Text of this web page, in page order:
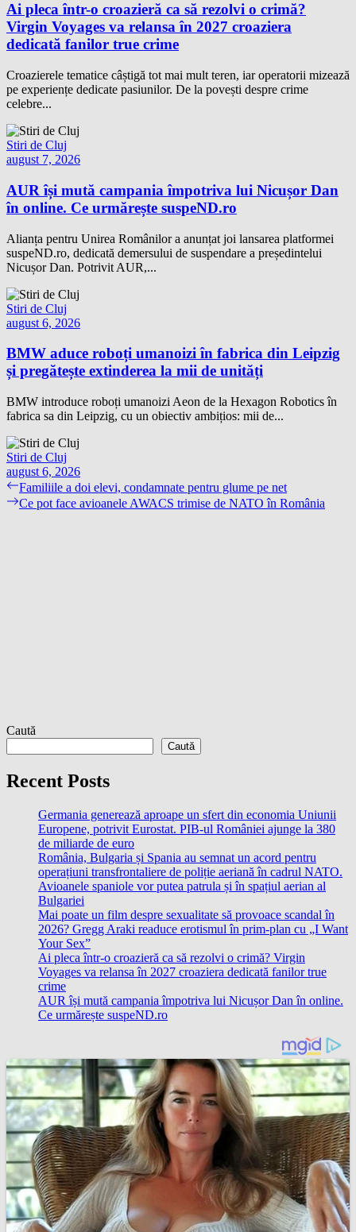
Ai pleca într-o croazieră ca să rezolvi o crimă?
Virgin Voyages va relansa în 2027 croaziera
dedicată fanilor true crime
Croazierele tematice câștigă tot mai mult teren, iar operatorii mizează
pe experiențe dedicate pasiunilor. De la povești despre crime
celebre...
Stiri de Cluj
august 7, 2026
AUR își mută campania împotriva lui Nicușor Dan
în online. Ce urmărește suspeND.ro
Alianța pentru Unirea Românilor a anunțat joi lansarea platformei
suspeND.ro, dedicată demersului de suspendare a președintelui
Nicușor Dan. Potrivit AUR,...
Stiri de Cluj
august 6, 2026
BMW aduce roboți umanoizi în fabrica din Leipzig
și pregătește extinderea la mii de unități
BMW introduce roboți umanoizi Aeon de la Hexagon Robotics în
fabrica sa din Leipzig, cu un obiectiv ambițios: mii de...
Stiri de Cluj
august 6, 2026
Navigare
în
Previous
post:
Familiile a doi elevi, condamnate pentru glume pe net
Next
Ce pot face avioanele AWACS trimise de NATO în România
Caută
Caută
Recent Posts
Germania generează aproape un sfert din economia Uniunii
Europene, potrivit Eurostat. PIB-ul României ajunge la 380
de miliarde de euro
România, Bulgaria și Spania au semnat un acord pentru
operațiuni transfrontaliere de poliție aeriană în cadrul NATO.
Avioanele spaniole vor putea patrula și în spațiul aerian al
Bulgariei
Mai poate un film despre sexualitate să provoace scandal în
2026? Gregg Araki readuce erotismul în prim-plan cu „I Want
Your Sex”
Ai pleca într-o croazieră ca să rezolvi o crimă? Virgin
Voyages va relansa în 2027 croaziera dedicată fanilor true
crime
AUR își mută campania împotriva lui Nicușor Dan în online.
Ce urmărește suspeND.ro